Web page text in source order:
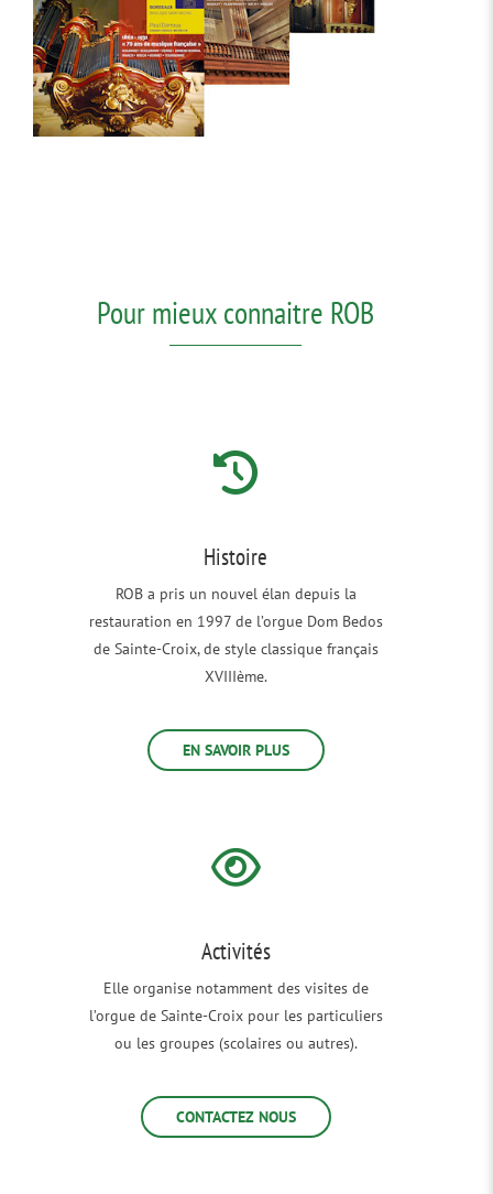
Pour mieux connaitre ROB
Histoire
ROB a pris un nouvel élan depuis la
restauration en 1997 de l’orgue Dom Bedos
de Sainte-Croix, de style classique français
XVIIIème.
EN SAVOIR PLUS
Activités
Elle organise notamment des visites de
l’orgue de Sainte-Croix pour les particuliers
ou les groupes (scolaires ou autres).
CONTACTEZ NOUS